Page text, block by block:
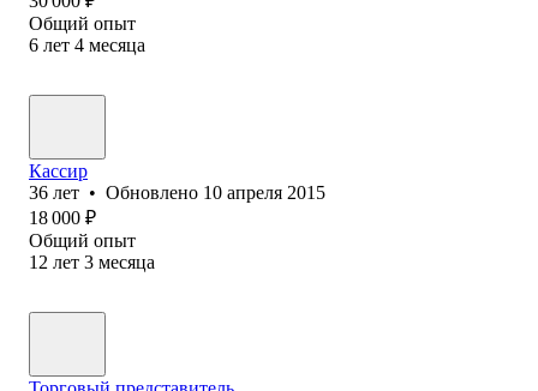
Общий опыт
6 лет 4 месяца
Кассир
36 лет • Обновлено 10 апреля 2015
18 000 ₽
Общий опыт
12 лет 3 месяца